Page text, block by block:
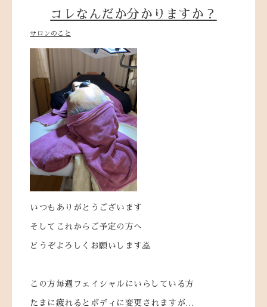
コレなんだか分かりますか？
サロンのこと
いつもありがとうございます
そしてこれからご予定の方へ
どうぞよろしくお願いします🙇
この方毎週フェイシャルにいらしている方
たまに疲れるとボディに変更されますが…